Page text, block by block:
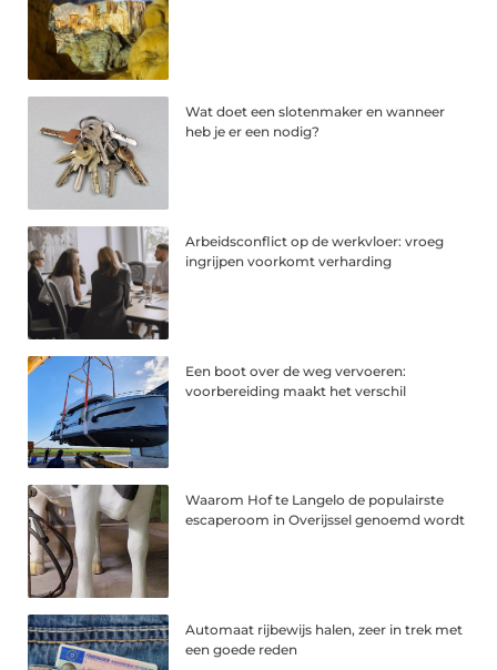
Wat doet een slotenmaker en wanneer
heb je er een nodig?
Arbeidsconflict op de werkvloer: vroeg
ingrijpen voorkomt verharding
Een boot over de weg vervoeren:
voorbereiding maakt het verschil
Waarom Hof te Langelo de populairste
escaperoom in Overijssel genoemd wordt
Automaat rijbewijs halen, zeer in trek met
een goede reden